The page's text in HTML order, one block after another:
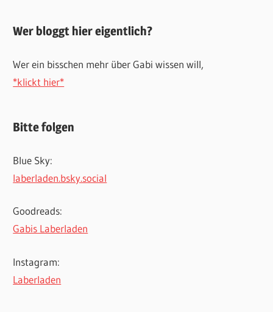
Wer bloggt hier eigentlich?
Wer ein bisschen mehr über Gabi wissen will,
*klickt hier*
Bitte folgen
Blue Sky:
laberladen.bsky.social
Goodreads:
Gabis Laberladen
Instagram:
Laberladen